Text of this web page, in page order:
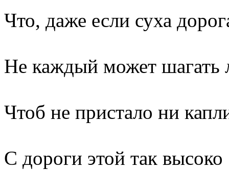
Что, даже если суха
Не каждый может шагать
Чтоб не пристало ни
С дороги этой так высоко